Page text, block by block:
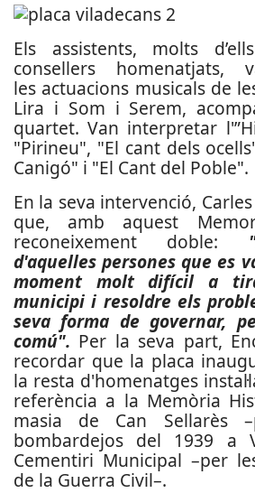
Els assistents, molts
consellers
les actuacions musicals de
Lira i Som i Serem,
quartet. Van interpretar
"Pirineu", "El cant dels
Canigó" i "El Cant del Poble".
En la seva intervenció,
que, amb aquest
reconeixement doble:
d'aquelles persones que es
moment molt difícil a
municipi i resoldre els
seva forma de governar,
comú". Per la seva part,
recordar que la placa
la resta d'homenatges
referència a la Memòria
masia de Can Sellarès
bombardejos del 1939 a
Cementiri Municipal –per
de la Guerra Civil–.